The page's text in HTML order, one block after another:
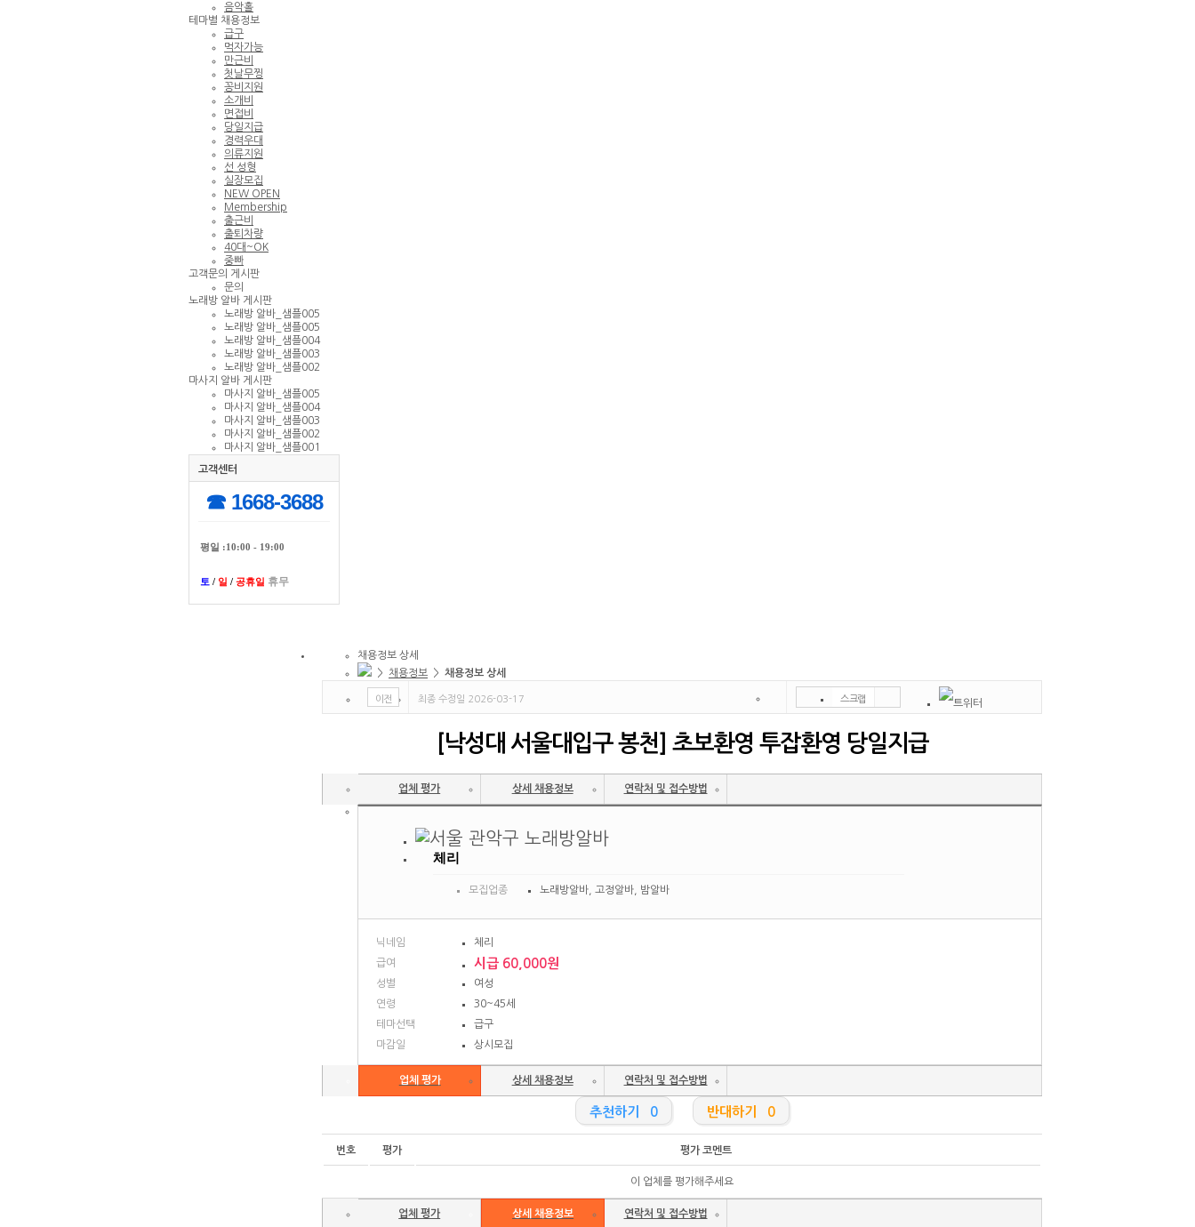
음악홀
테마별 채용정보
급구
먹자가능
만근비
첫날무찡
꽁비지원
소개비
면접비
당일지급
경력우대
의류지원
선 성형
실장모집
NEW OPEN
Membership
출근비
출퇴차량
40대~OK
중빠
고객문의 게시판
문의
노래방 알바 게시판
노래방 알바_샘플005
노래방 알바_샘플005
노래방 알바_샘플004
노래방 알바_샘플003
노래방 알바_샘플002
마사지 알바 게시판
마사지 알바_샘플005
마사지 알바_샘플004
마사지 알바_샘플003
마사지 알바_샘플002
마사지 알바_샘플001
고객센터
☎ 1668-3688
평일 :10:00 - 19:00
토 / 일 / 공휴일 휴무
채용정보 상세
> 채용정보 > 채용정보 상세
이전 최종 수정일 2026-03-17 스크랩
쪽지
[낙성대 서울대입구 봉천] 초보환영 투잡환영 당일지급
업체 평가 상세 채용정보 연락처 및 접수방법
체리
모집업종 노래방알바, 고정알바, 밤알바
닉네임
체리
급여
시급 60,000원
성별
여성
연령
30~45세
테마선택
급구
마감일
상시모집
업체 평가 상세 채용정보 연락처 및 접수방법
추천하기 0 반대하기 0
번호 평가 평가 코멘트
이 업체를 평가해주세요
업체 평가 상세 채용정보 연락처 및 접수방법